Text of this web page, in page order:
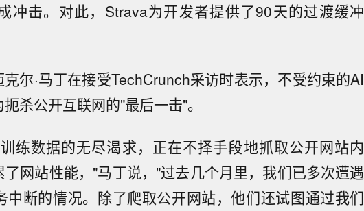
冲击。对此，Strava为开发者提供了90天的过渡缓冲
尔·马丁在接受TechCrunch采访时表示，不受约束的AI
杀公开互联网的"最后一击"。
练数据的无尽渴求，正在不择手段地抓取公开网站内
网站性能，"马丁说，"过去几个月里，我们已多次遭遇
中断的情况。除了爬取公开网站，他们还试图通过我们